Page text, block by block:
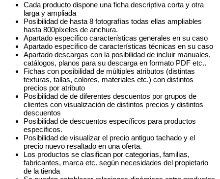
Cada producto dispone una ficha descriptiva corta y otra
larga y ampliada
Posibilidad de hasta 8 fotografías todas ellas ampliables
hasta 800píxeles de anchura.
Apartado específico características generales en su caso
Apartado específico de características técnicas en su caso
Apartado descargas con la posibilidad de incluir manuales,
catálogos, planos para su descarga en formato PDF etc..
Fichas con posibilidad de múltiples atributos (distintas
texturas, tallas, colores, materiales etc.) con distintos
precios por atributo
Posibilidad de de diferentes descuentos por grupos de
clientes con visualización de distintos precios y distintos
descuentos
Posibilidad de descuentos específicos para productos
específicos.
Posibilidad de visualizar el precio antiguo tachado y el
precio nuevo resaltado en una oferta.
Los productos se clasifican por categorías, familias,
fabricantes, marca etc. según necesidades del propietario
de la tienda